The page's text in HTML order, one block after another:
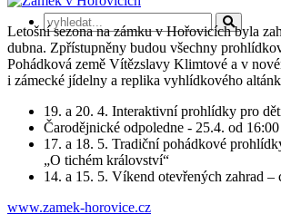
Letošní sezona na zámku v Hořovicích byla
dubna. Zpřístupněny budou všechny
Pohádková země Vítězslavy Klimtové a v
i zámecké jídelny a replika vyhlídkového
19. a 20. 4. Interaktivní prohlídky pro
Čarodějnické odpoledne - 25.4. od
17. a 18. 5. Tradiční pohádkové
„O tichém království“
14. a 15. 5. Víkend otevřených zahrad –
www.zamek-horovice.cz